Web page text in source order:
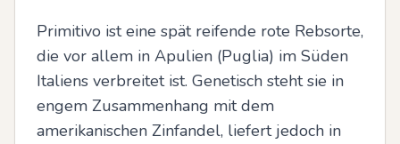
Primitivo ist eine spät reifende rote Rebsorte,
die vor allem in Apulien (Puglia) im Süden
Italiens verbreitet ist. Genetisch steht sie in
engem Zusammenhang mit dem
amerikanischen Zinfandel, liefert jedoch in